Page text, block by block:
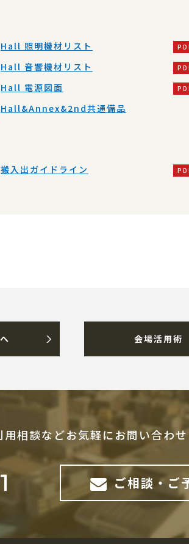
Hall 照明機材リスト
Hall 音響機材リスト
Hall 電源図面
Hall&Annex&2nd共通備品
搬入出ガイドライン
会場活用術
用相談などお気軽にお問い合わ
ご相談・ご